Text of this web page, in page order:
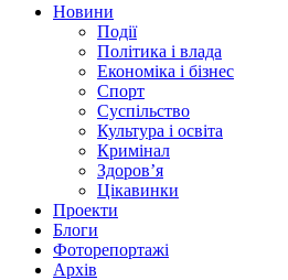
Новини
Події
Політика і влада
Економіка і бізнес
Спорт
Суспільство
Культура і освіта
Кримінал
Здоров’я
Цікавинки
Проекти
Блоги
Фоторепортажі
Архів